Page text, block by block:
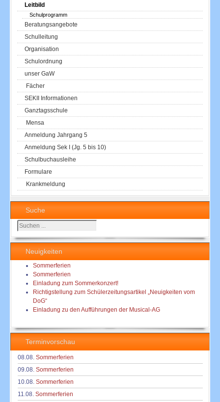
Leitbild
Schulprogramm
Beratungsangebote
Schulleitung
Organisation
Schulordnung
unser GaW
Fächer
SEKII Informationen
Ganztagsschule
Mensa
Anmeldung Jahrgang 5
Anmeldung Sek I (Jg. 5 bis 10)
Schulbuchausleihe
Formulare
Krankmeldung
Suche
Suchen
...
Neuigkeiten
Sommerferien
Sommerferien
Einladung zum Sommerkonzert!
Richtigstellung zum Schülerzeitungsartikel „Neuigkeiten vom
DoG“
Einladung zu den Aufführungen der Musical-AG
Terminvorschau
08.08. Sommerferien
09.08. Sommerferien
10.08. Sommerferien
11.08. Sommerferien